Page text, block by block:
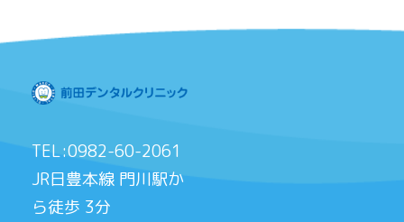
TEL:0982-60-2061
JR日豊本線 門川駅か
ら徒歩 3分